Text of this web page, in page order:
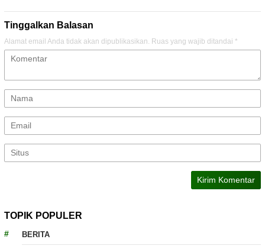
Tinggalkan Balasan
Alamat email Anda tidak akan dipublikasikan. Ruas yang wajib ditandai *
TOPIK POPULER
BERITA